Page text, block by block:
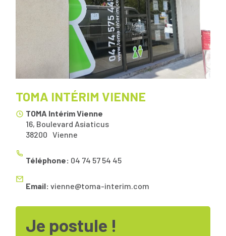
TOMA INTÉRIM VIENNE
TOMA Intérim Vienne
16, Boulevard Asiaticus
Vienne
38200
Téléphone: 04 74 57 54 45
Email: vienne@toma-interim.com
Je postule !